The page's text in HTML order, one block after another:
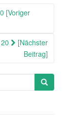
[Voriger
[Nächster
Beitrag]